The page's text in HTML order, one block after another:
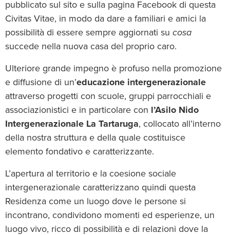
pubblicato sul sito e sulla pagina Facebook di questa
Civitas Vitae, in modo da dare a familiari e amici la
possibilità di essere sempre aggiornati su cosa
succede nella nuova casa del proprio caro.
Ulteriore grande impegno è profuso nella promozione
e diffusione di un’educazione intergenerazionale
attraverso progetti con scuole, gruppi parrocchiali e
associazionistici e in particolare con l’Asilo Nido
Intergenerazionale La Tartaruga, collocato all’interno
della nostra struttura e della quale costituisce
elemento fondativo e caratterizzante.
L’apertura al territorio e la coesione sociale
intergenerazionale caratterizzano quindi questa
Residenza come un luogo dove le persone si
incontrano, condividono momenti ed esperienze, un
luogo vivo, ricco di possibilità e di relazioni dove la